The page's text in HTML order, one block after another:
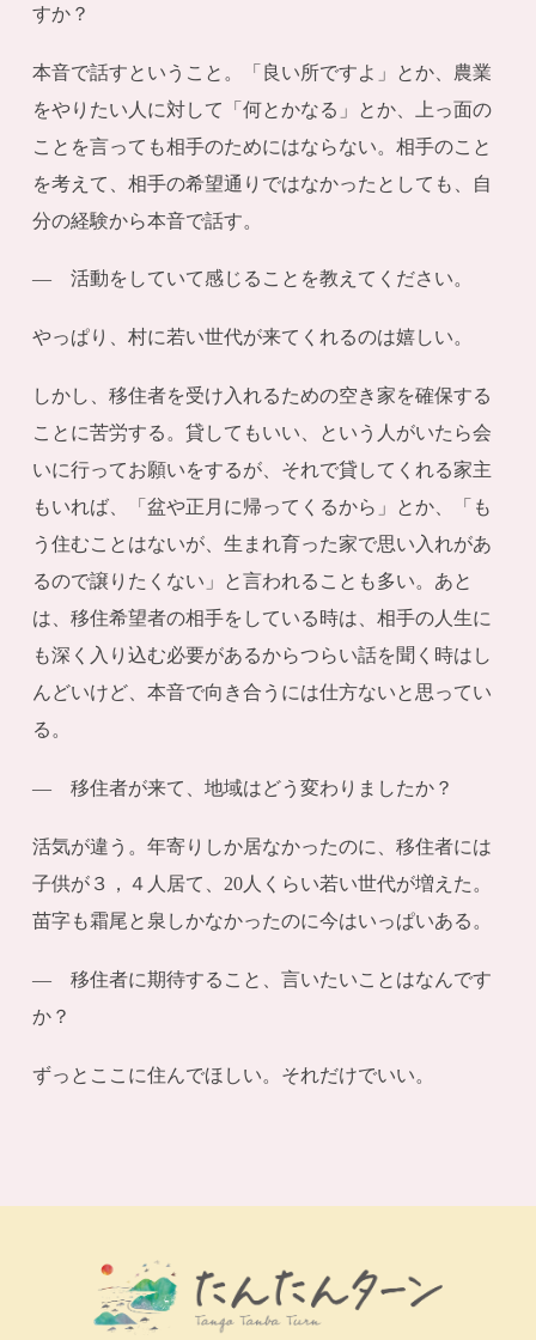
すか？
本音で話すということ。「良い所ですよ」とか、農業
をやりたい人に対して「何とかなる」とか、上っ面の
ことを言っても相手のためにはならない。相手のこと
を考えて、相手の希望通りではなかったとしても、自
分の経験から本音で話す。
― 活動をしていて感じることを教えてください。
やっぱり、村に若い世代が来てくれるのは嬉しい。
しかし、移住者を受け入れるための空き家を確保する
ことに苦労する。貸してもいい、という人がいたら会
いに行ってお願いをするが、それで貸してくれる家主
もいれば、「盆や正月に帰ってくるから」とか、「も
う住むことはないが、生まれ育った家で思い入れがあ
るので譲りたくない」と言われることも多い。あと
は、移住希望者の相手をしている時は、相手の人生に
も深く入り込む必要があるからつらい話を聞く時はし
んどいけど、本音で向き合うには仕方ないと思ってい
る。
― 移住者が来て、地域はどう変わりましたか？
活気が違う。年寄りしか居なかったのに、移住者には
子供が３，４人居て、20人くらい若い世代が増えた。
苗字も霜尾と泉しかなかったのに今はいっぱいある。
― 移住者に期待すること、言いたいことはなんです
か？
ずっとここに住んでほしい。それだけでいい。